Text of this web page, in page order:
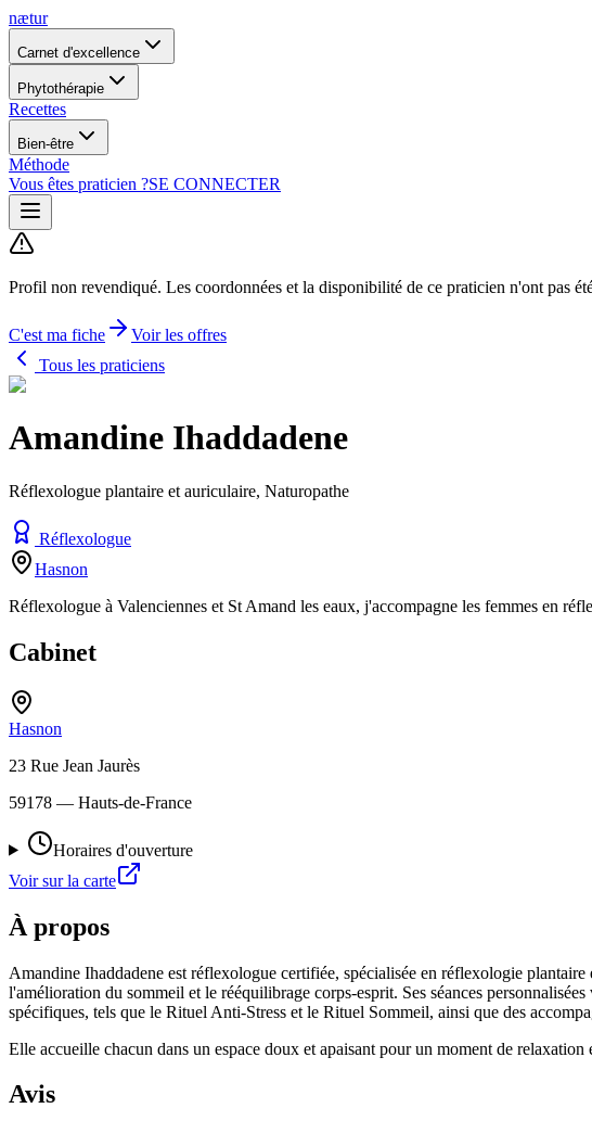
nætur
Carnet d'excellence
Phytothérapie
Recettes
Bien-être
Méthode
Vous êtes praticien ?SE CONNECTER
Profil non revendiqué. Les coordonnées et la disponibilité de ce praticien n'ont pas
C'est ma fiche
Voir les offres
Tous les praticiens
Amandine Ihaddadene
Réflexologue plantaire et auriculaire, Naturopathe
Réflexologue
Hasnon
Réflexologue à Valenciennes et St Amand les eaux, j'accompagne les femmes en
Cabinet
Hasnon
23 Rue Jean Jaurès
59178 — Hauts-de-France
Horaires d'ouverture
Voir sur la carte
À propos
Amandine Ihaddadene est réflexologue certifiée, spécialisée en réflexologie
l'amélioration du sommeil et le rééquilibrage corps-esprit. Ses séances
spécifiques, tels que le Rituel Anti-Stress et le Rituel Sommeil, ainsi que des
Elle accueille chacun dans un espace doux et apaisant pour un moment de relaxation
Avis